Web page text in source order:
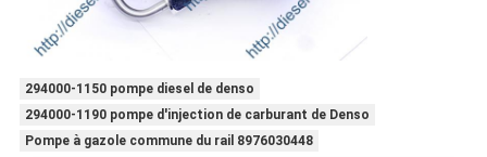
294000-1150 pompe diesel de denso
294000-1190 pompe d'injection de carburant de Denso
Pompe à gazole commune du rail 8976030448